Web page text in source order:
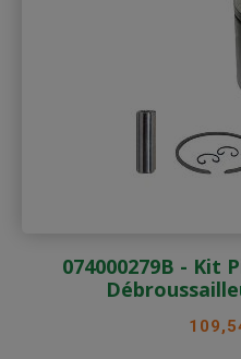
074000279B - Kit
Prix